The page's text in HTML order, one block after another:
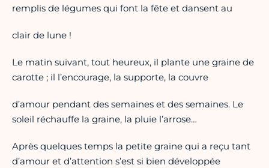
remplis de légumes qui font la fête et dansent au
clair de lune !
Le matin suivant, tout heureux, il plante une graine de
carotte ; il l’encourage, la supporte, la couvre
d’amour pendant des semaines et des semaines. Le
soleil réchauffe la graine, la pluie l’arrose…
Après quelques temps la petite graine qui a reçu tant
d’amour et d’attention s’est si bien développée